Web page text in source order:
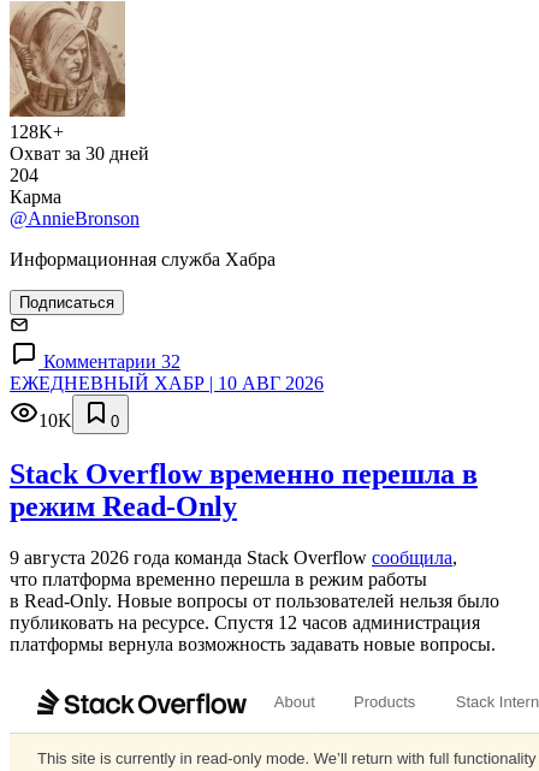
128K+
Охват за 30 дней
204
Карма
@AnnieBronson
Информационная служба Хабра
Подписаться
Комментарии 32
ЕЖЕДНЕВНЫЙ ХАБР | 10 АВГ 2026
10K
0
Stack Overflow временно перешла в
режим Read-Only
9 августа 2026 года команда Stack Overflow сообщила,
что платформа временно перешла в режим работы
в Read‑Only. Новые вопросы от пользователей нельзя было
публиковать на ресурсе. Спустя 12 часов администрация
платформы вернула возможность задавать новые вопросы.